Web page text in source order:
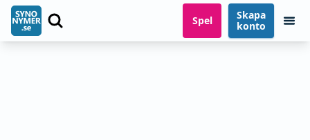
Spel
Skapa
konto